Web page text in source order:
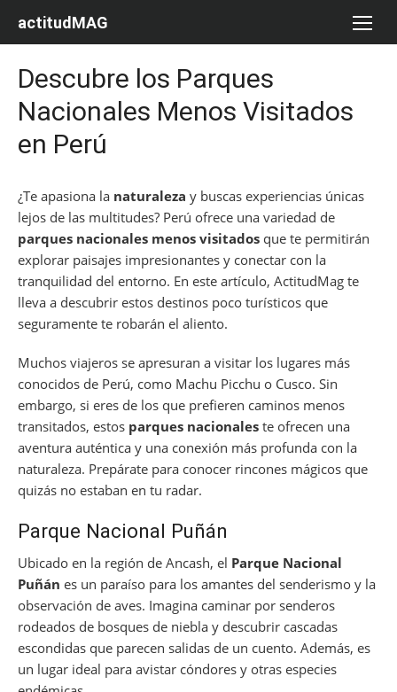
actitudMAG
Descubre los Parques
Nacionales Menos Visitados
en Perú
¿Te apasiona la naturaleza y buscas experiencias únicas
lejos de las multitudes? Perú ofrece una variedad de
parques nacionales menos visitados que te permitirán
explorar paisajes impresionantes y conectar con la
tranquilidad del entorno. En este artículo, ActitudMag te
lleva a descubrir estos destinos poco turísticos que
seguramente te robarán el aliento.
Muchos viajeros se apresuran a visitar los lugares más
conocidos de Perú, como Machu Picchu o Cusco. Sin
embargo, si eres de los que prefieren caminos menos
transitados, estos parques nacionales te ofrecen una
aventura auténtica y una conexión más profunda con la
naturaleza. Prepárate para conocer rincones mágicos que
quizás no estaban en tu radar.
Parque Nacional Puñán
Ubicado en la región de Ancash, el Parque Nacional
Puñán es un paraíso para los amantes del senderismo y la
observación de aves. Imagina caminar por senderos
rodeados de bosques de niebla y descubrir cascadas
escondidas que parecen salidas de un cuento. Además, es
un lugar ideal para avistar cóndores y otras especies